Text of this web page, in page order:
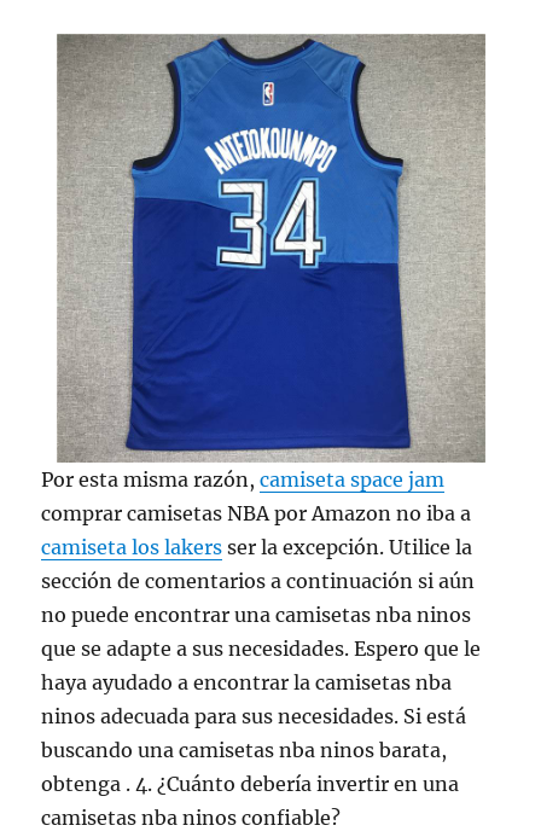
Por esta misma razón,camiseta space jam
comprar camisetas NBA por Amazon no iba a
camiseta los lakers ser la excepción. Utilice la
sección de comentarios a continuación si aún
no puede encontrar una camisetas nba ninos
que se adapte a sus necesidades. Espero que le
haya ayudado a encontrar la camisetas nba
ninos adecuada para sus necesidades. Si está
buscando una camisetas nba ninos barata,
obtenga . 4. ¿Cuánto debería invertir en una
camisetas nba ninos confiable?